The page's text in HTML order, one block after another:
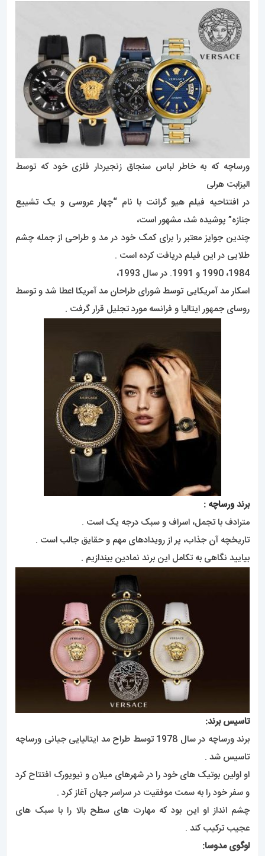
ورساچه که به خاطر لباس سنجاق زنجیردار فلزی خود که توسط
الیزابت هرلی
در افتتاحیه فیلم هیو گرانت با نام “چهار عروسی و یک تشییع
جنازه” پوشیده شد، مشهور است،
چندین جوایز معتبر را برای کمک خود در مد و طراحی از جمله چشم
طلایی در این فیلم دریافت کرده است .
1984، 1990 و 1991. در سال 1993،
اسکار مد آمریکایی توسط شورای طراحان مد آمریکا اعطا شد و توسط
روسای جمهور ایتالیا و فرانسه مورد تجلیل قرار گرفت .
برندورساچه :
مترادف با تجمل، اسراف و سبک درجه یک است .
تاریخچه آن جذاب، پر از رویدادهای مهم و حقایق جالب است .
بیایید نگاهی به تکامل این برند نمادین بیندازیم .
تاسیس برند:
برند ورساچه در سال 1978 توسط طراح مد ایتالیایی جیانی ورساچه
تاسیس شد .
او اولین بوتیک های خود را در شهرهای میلان و نیویورک افتتاح کرد
و سفر خود را به سمت موفقیت در سراسر جهان آغاز کرد .
چشم انداز او این بود که مهارت های سطح بالا را با سبک های
عجیب ترکیب کند .
لوگوی مدوسا: